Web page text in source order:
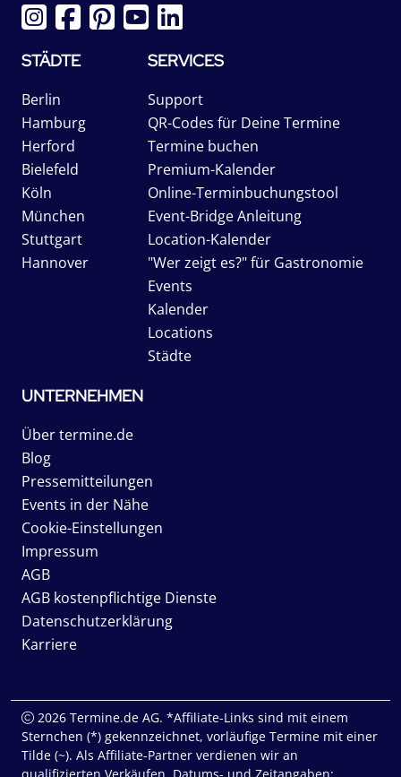
STÄDTE
Berlin
Hamburg
Herford
Bielefeld
Köln
München
Stuttgart
Hannover
SERVICES
Support
QR-Codes für Deine Termine
Termine buchen
Premium-Kalender
Online-Terminbuchungstool
Event-Bridge Anleitung
Location-Kalender
"Wer zeigt es?" für Gastronomie
Events
Kalender
Locations
Städte
UNTERNEHMEN
Über termine.de
Blog
Pressemitteilungen
Events in der Nähe
Cookie-Einstellungen
Impressum
AGB
AGB kostenpflichtige Dienste
Datenschutzerklärung
Karriere
2026 Termine.de AG. *Affiliate-Links sind mit einem
Sternchen (*) gekennzeichnet, vorläufige Termine mit einer
Tilde (~). Als Affiliate-Partner verdienen wir an